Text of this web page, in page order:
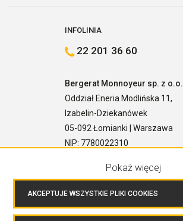
INFOLINIA
22 201 36 60
Bergerat Monnoyeur sp. z o.o.
Oddział Eneria Modlińska 11,
Izabelin-Dziekanówek
05-092 Łomianki | Warszawa
NIP: 7780022310
Pokaż więcej
AKCEPTUJE WSZYSTKIE PLIKI COOKIES